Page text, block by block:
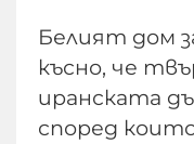
Белият дом
късно, че
иранската
според